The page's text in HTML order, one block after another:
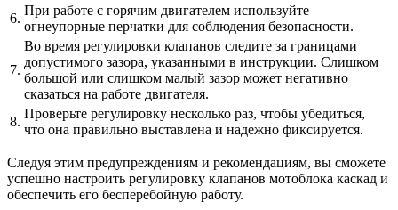
6.
При работе с горячим двигателем используйте
огнеупорные перчатки для соблюдения безопасности.
7.
Во время регулировки клапанов следите за границами
допустимого зазора, указанными в инструкции. Слишком
большой или слишком малый зазор может негативно
сказаться на работе двигателя.
8.
Проверьте регулировку несколько раз, чтобы убедиться,
что она правильно выставлена и надежно фиксируется.
Следуя этим предупреждениям и рекомендациям, вы сможете
успешно настроить регулировку клапанов мотоблока каскад и
обеспечить его бесперебойную работу.